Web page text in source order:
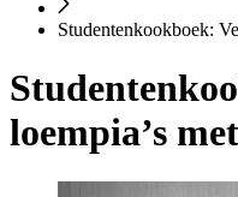
Studentenkookboek:
loempia’s